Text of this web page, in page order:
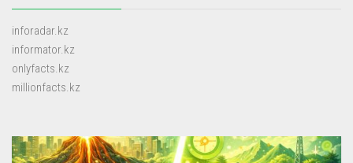
inforadar.kz
informator.kz
onlyfacts.kz
millionfacts.kz